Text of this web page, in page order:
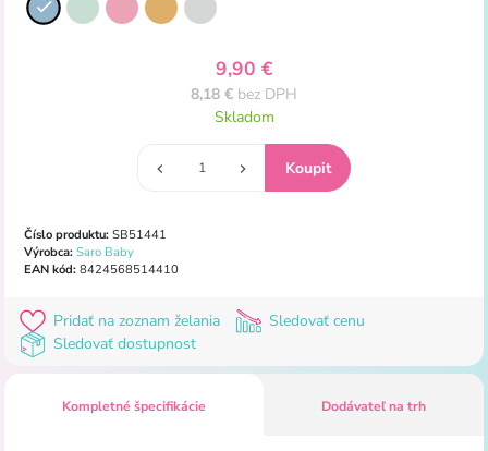
9,90 €
8,18 € bez DPH
Skladom
Číslo produktu:SB51441
Výrobca: Saro Baby
EAN kód:8424568514410
Pridať na zoznam želania
Sledovať cenu
Sledovať dostupnost
Kompletné špecifikácie Dodávateľ na trh